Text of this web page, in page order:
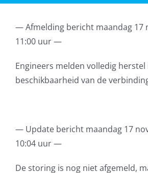
Cloud Computing
VOIP
AVG
— Afmelding bericht maandag 17
11:00 uur —
Engineers melden volledig herstel
beschikbaarheid van de
— Update bericht maandag 17
10:04 uur —
De storing is nog niet afgemeld,